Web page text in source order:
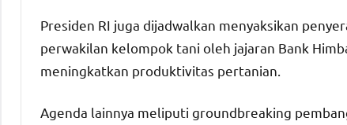
Presiden RI juga dijadwalkan menyaksikan
perwakilan kelompok tani oleh jajaran Bank
meningkatkan produktivitas pertanian.
Agenda lainnya meliputi groundbreaking